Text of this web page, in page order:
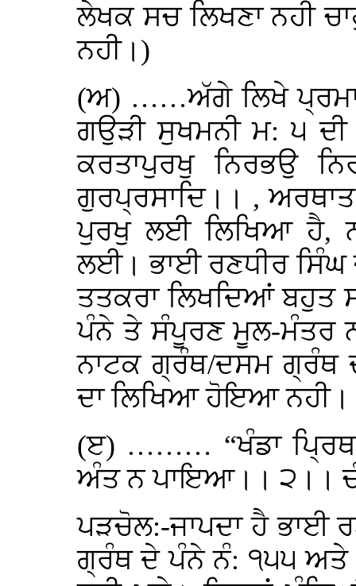
ਲੇਖਕ ਸਚ ਲਿਖਣਾ ਨਹੀ
ਨਹੀ।)
(ਅ) ……ਅੱਗੇ ਲਿਖੇ
ਗਉੜੀ ਸੁਖਮਨੀ ਮ: ੫ ਦੀ
ਕਰਤਾਪੁਰਖੁ ਨਿਰਭਉ
ਗੁਰਪ੍ਰਸਾਦਿ।। ,
ਪੁਰਖੁ ਲਈ ਲਿਖਿਆ ਹੈ,
ਲਈ। ਭਾਈ ਰਣਧੀਰ ਸਿੰਘ
ਤਤਕਰਾ ਲਿਖਦਿਆਂ ਬਹੁਤ
ਪੰਨੇ ਤੇ ਸੰਪੂਰਣ ਮੂਲ-ਮੰਤਰ
ਨਾਟਕ ਗ੍ਰੰਥ/ਦਸਮ ਗ੍ਰੰਥ
ਦਾ ਲਿਖਿਆ ਹੋਇਆ ਨਹੀ।
(ੲ) ……… “ਖੰਡਾ
ਅੰਤ ਨ ਪਾਇਆ।। ੨।।
ਪੜਚੋਲ:-ਜਾਪਦਾ ਹੈ ਭਾਈ
ਗ੍ਰੰਥ ਦੇ ਪੰਨੇ ਨੰ: ੧੫੫ ਅਤੇ